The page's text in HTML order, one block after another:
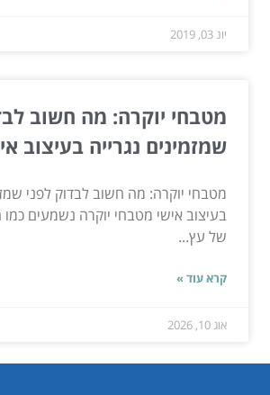
יונ 03, 2019
מטבחי יוקרה: מה חשוב
שמזמינים נגרייה בעיצוב
מטבחי יוקרה: מה חשוב לבדוק לפני
בעיצוב אישי מטבחי יוקרה נשמעים
של עץ...
קרא עוד »
אוג 10, 2026